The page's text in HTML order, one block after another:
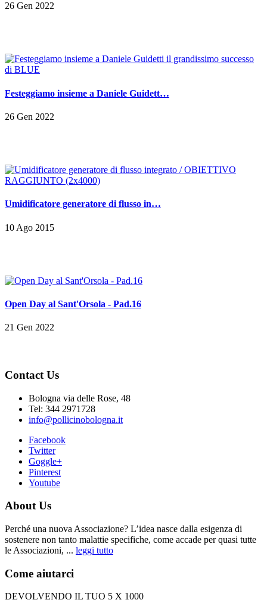
26 Gen 2022
Festeggiamo insieme a Daniele Guidett…
26 Gen 2022
Umidificatore generatore di flusso in…
10 Ago 2015
Open Day al Sant'Orsola - Pad.16
21 Gen 2022
Contact Us
Bologna via delle Rose, 48
Tel: 344 2971728
info@pollicinobologna.it
Facebook
Twitter
Goggle+
Pinterest
Youtube
About Us
Perché una nuova Associazione? L’idea nasce dalla esigenza di
sostenere non tanto malattie specifiche, come accade per quasi tutte
le Associazioni, ... leggi tutto
Come aiutarci
DEVOLVENDO IL TUO 5 X 1000